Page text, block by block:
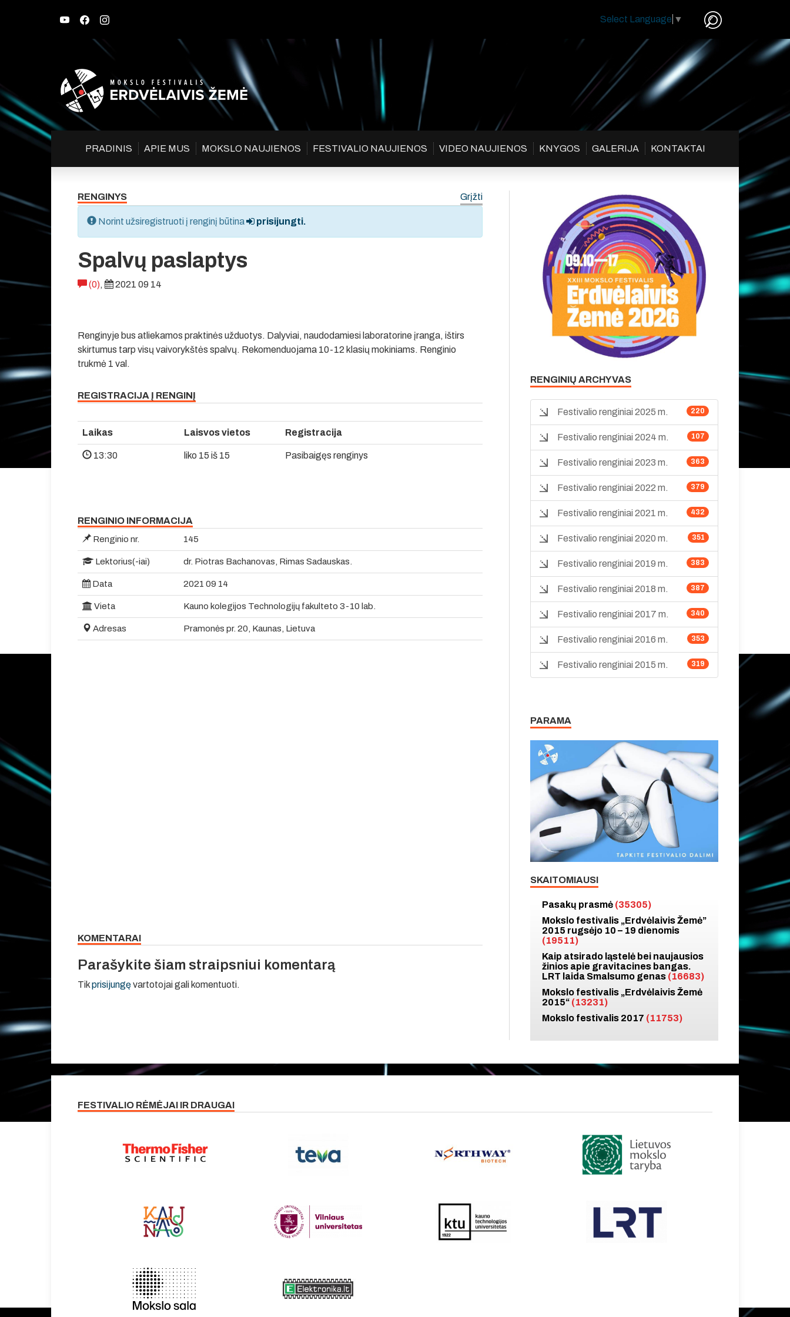
Select Language ▼
PRADINIS APIE MUS MOKSLO NAUJIENOS FESTIVALIO NAUJIENOS VIDEO NAUJIENOS KNYGOS GALERIJA KONTAKTAI
RENGINYS Grįžti
Norint užsiregistruoti į renginį būtina prisijungti.
Spalvų paslaptys
(0), 2021 09 14
Renginyje bus atliekamos praktinės užduotys. Dalyviai, naudodamiesi laboratorine įranga, ištirs
skirtumus tarp visų vaivorykštės spalvų. Rekomenduojama 10-12 klasių mokiniams. Renginio
trukmė 1 val.
REGISTRACIJA Į RENGINĮ
Laikas Laisvos vietos Registracija
13:30 liko 15 iš 15 Pasibaigęs renginys
RENGINIO INFORMACIJA
Renginio nr. 145
Lektorius(-iai) dr. Piotras Bachanovas, Rimas Sadauskas.
Data 2021 09 14
Vieta Kauno kolegijos Technologijų fakulteto 3-10 lab.
Adresas Pramonės pr. 20, Kaunas, Lietuva
KOMENTARAI
Parašykite šiam straipsniui komentarą
Tikprisijungęvartotojai gali komentuoti.
RENGINIŲ ARCHYVAS
220
Festivalio renginiai 2025 m.
107
Festivalio renginiai 2024 m.
363
Festivalio renginiai 2023 m.
379
Festivalio renginiai 2022 m.
432
Festivalio renginiai 2021 m.
351
Festivalio renginiai 2020 m.
383
Festivalio renginiai 2019 m.
387
Festivalio renginiai 2018 m.
340
Festivalio renginiai 2017 m.
353
Festivalio renginiai 2016 m.
319
Festivalio renginiai 2015 m.
PARAMA
SKAITOMIAUSI
Pasakų prasmė (35305)
Mokslo festivalis „Erdvėlaivis Žemė”
2015 rugsėjo 10 – 19 dienomis
(19511)
Kaip atsirado ląstelė bei naujausios
žinios apie gravitacines bangas.
LRT laida Smalsumo genas (16683)
Mokslo festivalis „Erdvėlaivis Žemė
2015“ (13231)
Mokslo festivalis 2017 (11753)
FESTIVALIO RĖMĖJAI IR DRAUGAI